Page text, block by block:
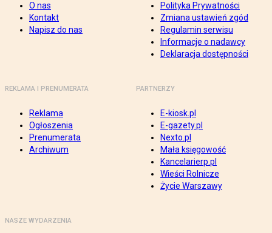
O nas
Kontakt
Napisz do nas
Polityka Prywatności
Zmiana ustawień zgód
Regulamin serwisu
Informacje o nadawcy
Deklaracja dostępności
REKLAMA I PRENUMERATA
Reklama
Ogłoszenia
Prenumerata
Archiwum
PARTNERZY
E-kiosk.pl
E-gazety.pl
Nexto.pl
Mała księgowość
Kancelarierp.pl
Wieści Rolnicze
Życie Warszawy
NASZE WYDARZENIA